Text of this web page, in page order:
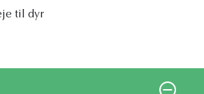
til dyr